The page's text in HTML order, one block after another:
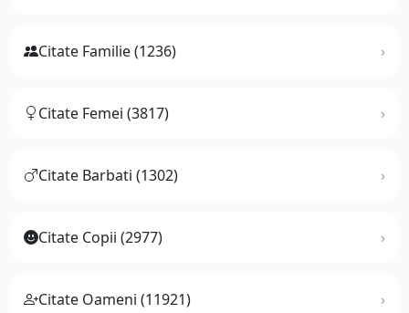
Citate Familie (1236)
Citate Femei (3817)
Citate Barbati (1302)
Citate Copii (2977)
Citate Oameni (11921)